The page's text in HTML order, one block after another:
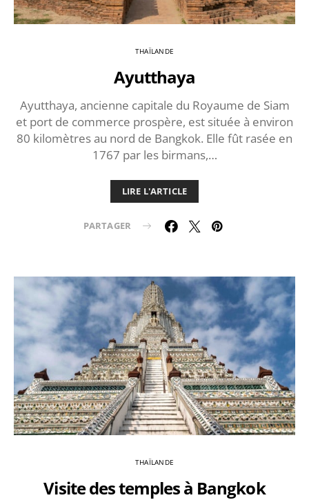
THAÏLANDE
Ayutthaya
Ayutthaya, ancienne capitale du Royaume de Siam
et port de commerce prospère, est située à environ
80 kilomètres au nord de Bangkok. Elle fût rasée en
1767 par les birmans,…
LIRE L'ARTICLE
PARTAGER
THAÏLANDE
Visite des temples à Bangkok